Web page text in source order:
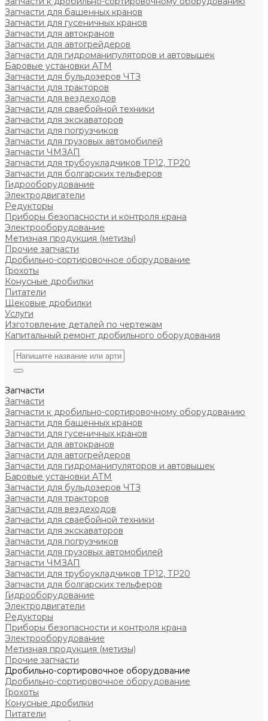
Запчасти для башенных кранов
Запчасти для гусеничных кранов
Запчасти для автокранов
Запчасти для автогрейдеров
Запчасти для гидроманипуляторов и автовышек
Баровые установки АТМ
Запчасти для бульдозеров ЧТЗ
Запчасти для тракторов
Запчасти для вездеходов
Запчасти для сваебойной техники
Запчасти для экскаваторов
Запчасти для погрузчиков
Запчасти для грузовых автомобилей
Запчасти ЧМЗАП
Запчасти для трубоукладчиков ТР12, ТР20
Запчасти для болгарских тельферов
Гидрооборудование
Электродвигатели
Редукторы
Приборы безопасности и контроля крана
Электрооборудование
Метизная продукция (метизы)
Прочие запчасти
Дробильно-сортировочное оборудование
Грохоты
Конусные дробилки
Питатели
Щековые дробилки
Услуги
Изготовление деталей по чертежам
Капитальный ремонт дробильного оборудования
Запчасти
Запчасти
Запчасти к дробильно-сортировочному оборудованию
Запчасти для башенных кранов
Запчасти для гусеничных кранов
Запчасти для автокранов
Запчасти для автогрейдеров
Запчасти для гидроманипуляторов и автовышек
Баровые установки АТМ
Запчасти для бульдозеров ЧТЗ
Запчасти для тракторов
Запчасти для вездеходов
Запчасти для сваебойной техники
Запчасти для экскаваторов
Запчасти для погрузчиков
Запчасти для грузовых автомобилей
Запчасти ЧМЗАП
Запчасти для трубоукладчиков ТР12, ТР20
Запчасти для болгарских тельферов
Гидрооборудование
Электродвигатели
Редукторы
Приборы безопасности и контроля крана
Электрооборудование
Метизная продукция (метизы)
Прочие запчасти
Дробильно-сортировочное оборудование
Дробильно-сортировочное оборудование
Грохоты
Конусные дробилки
Питатели